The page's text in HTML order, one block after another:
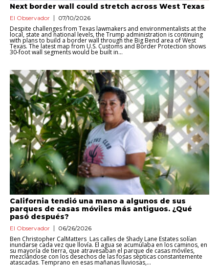
Next border wall could stretch across West Texas
El Observador 07/10/2026
Despite challenges from Texas lawmakers and environmentalists at the
local, state and national levels, the Trump administration is continuing
with plans to build a border wall through the Big Bend area of West
Texas. The latest map from U.S. Customs and Border Protection shows
30-foot wall segments would be built in...
California tendió una mano a algunos de sus
parques de casas móviles más antiguos. ¿Qué
pasó después?
El Observador 06/26/2026
Ben Christopher CalMatters Las calles de Shady Lane Estates solían
inundarse cada vez que llovía. El agua se acumulaba en los caminos, en
su mayoría de tierra, que atravesaban el parque de casas móviles,
mezclándose con los desechos de las fosas sépticas constantemente
atascadas. Temprano en esas mañanas lluviosas,...